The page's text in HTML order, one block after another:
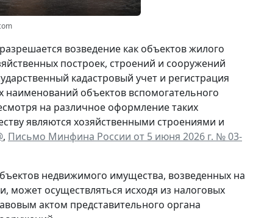
возведение как объектов жилого
построек, строений и сооружений
кадастровый учет и регистрация
наименований объектов вспомогательного
на различное оформление таких
являются хозяйственными строениями и
, Письмо Минфина России от 5 июня 2026 г. № 03-
недвижимого имущества, возведенных на
осуществляться исходя из налоговых
актом представительного органа